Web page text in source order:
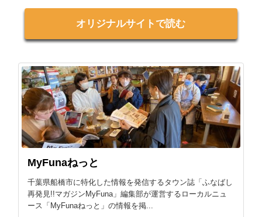
オリジナルサイトで読む
MyFunaねっと
千葉県船橋市に特化した情報を発信するタウン誌「ふなばし
再発見!!マガジンMyFuna」編集部が運営するローカルニュ
ース「MyFunaねっと」の情報を掲...